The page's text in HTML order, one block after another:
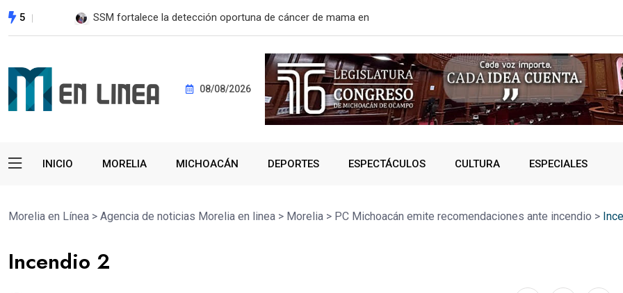
5 EE. UU. reanudará exportación de aguacate a partir de mañana
08/08/2026
INICIO MORELIA MICHOACÁN DEPORTES ESPECTÁCULOS CULTURA ESPECIALES
Morelia en Línea > Agencia de noticias Morelia en linea > Morelia > PC Michoacán emite recomendaciones ante incendio >
Incendio 2